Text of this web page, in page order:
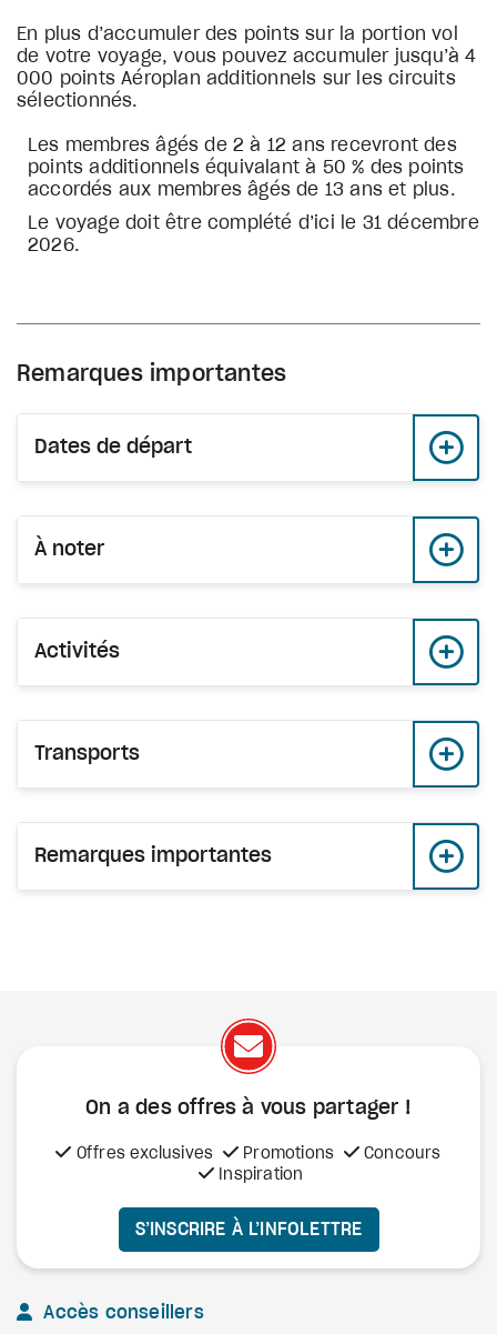
En plus d’accumuler des points sur la portion vol
de votre voyage, vous pouvez accumuler jusqu’à 4
000 points Aéroplan additionnels sur les circuits
sélectionnés.
Les membres âgés de 2 à 12 ans recevront des
points additionnels équivalant à 50 % des points
accordés aux membres âgés de 13 ans et plus.
Le voyage doit être complété d’ici le 31 décembre
2026.
Remarques importantes
Dates de départ
À noter
Activités
Transports
Remarques importantes
On a des offres à vous partager !
Offres exclusives Promotions
Concours
Inspiration
S’INSCRIRE À L’INFOLETTRE
Accès conseillers